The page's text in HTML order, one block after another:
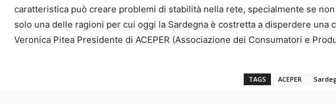
caratteristica può creare problemi di stabilità nella rete, specialmente se
solo una delle ragioni per cui oggi la Sardegna è costretta a disperdere una
Veronica Pitea Presidente di ACEPER (Associazione dei Consumatori e
TAGS ACEPER